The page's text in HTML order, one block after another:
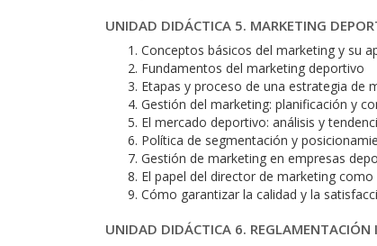
UNIDAD DIDÁCTICA 5. MARKETING
Conceptos básicos del marketing y su
Fundamentos del marketing deportivo
Etapas y proceso de una estrategia de
Gestión del marketing: planificación y
El mercado deportivo: análisis y
Política de segmentación y
Gestión de marketing en empresas
El papel del director de marketing
Cómo garantizar la calidad y la
UNIDAD DIDÁCTICA 6. REGLAMENTACIÓN